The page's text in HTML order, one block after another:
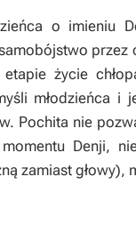
o imieniu
przez
życie
młodzieńca i
Pochita nie
Denji,
zamiast